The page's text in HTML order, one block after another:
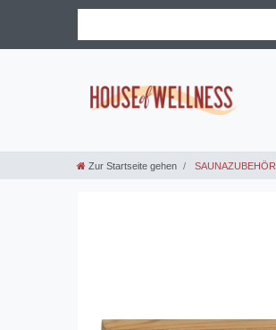
Zur Startseite gehen SAUNAZUBEHÖR